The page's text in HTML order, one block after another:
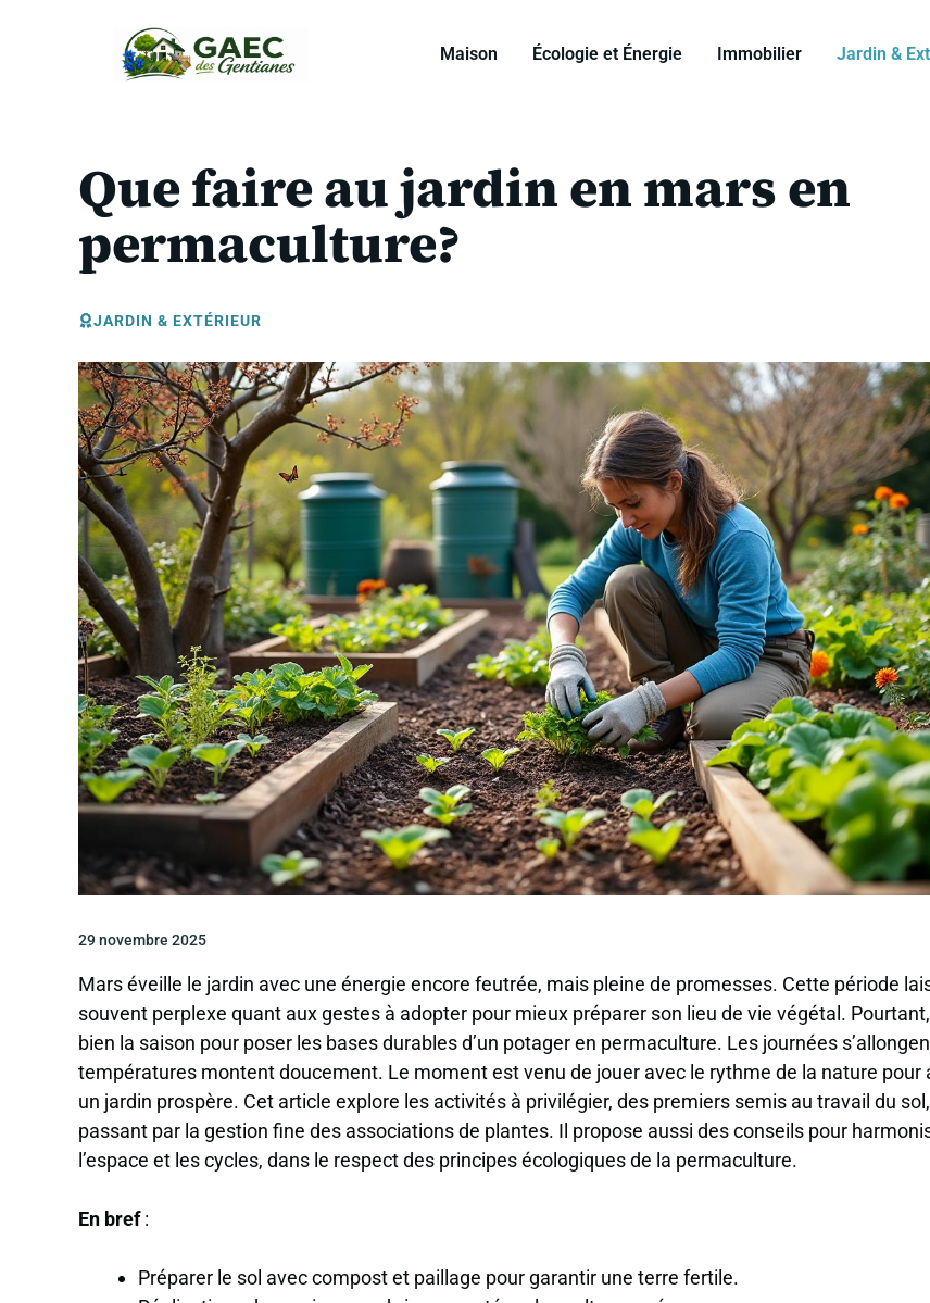
Maison Écologie et Énergie Immobilier Jardin &
Que faire au jardin en mars en
permaculture?
JARDIN & EXTÉRIEUR
29 novembre 2025
Mars éveille le jardin avec une énergie encore feutrée, mais pleine de promesses. Cette période
souvent perplexe quant aux gestes à adopter pour mieux préparer son lieu de vie végétal.
bien la saison pour poser les bases durables d’un potager en permaculture. Les journées
températures montent doucement. Le moment est venu de jouer avec le rythme de la nature pour
un jardin prospère. Cet article explore les activités à privilégier, des premiers semis au travail du
passant par la gestion fine des associations de plantes. Il propose aussi des conseils pour
l’espace et les cycles, dans le respect des principes écologiques de la permaculture.
En bref:
Préparer le sol avec compost et paillage pour garantir une terre fertile.